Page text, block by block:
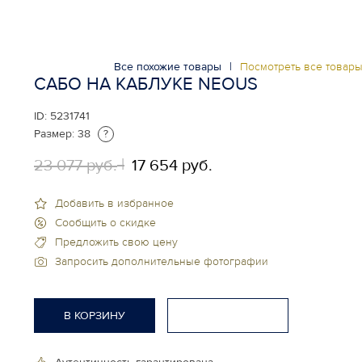
Все похожие товары | Посмотреть все
САБО НА КАБЛУКЕ NEOUS
ID: 5231741
Размер: 38 ?
23 077 руб. 17 654 руб.
Добавить в избранное
Сообщить о скидке
Предложить свою цену
Запросить дополнительные фотографии
В КОРЗИНУ